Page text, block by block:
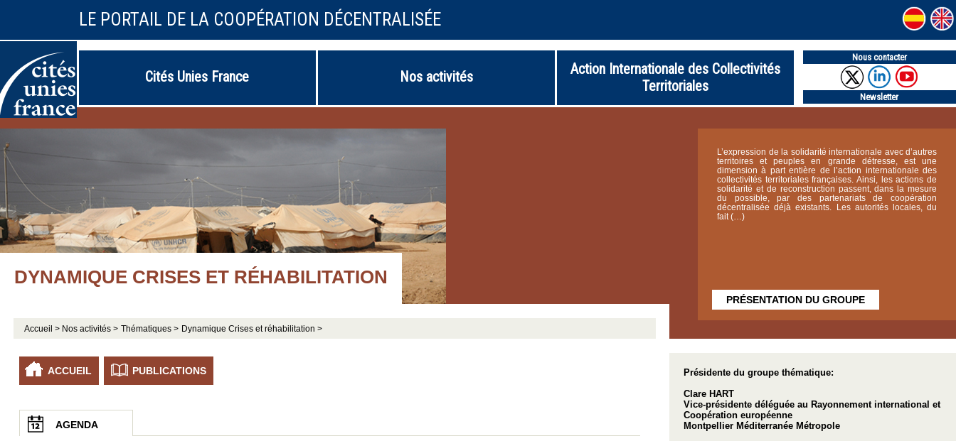
LE PORTAIL DE LA COOPÉRATION DÉCENTRALISÉE
Cités Unies France Nos activités
Action Internationale des Collectivités
Territoriales
Nous contacter
Newsletter
DYNAMIQUE CRISES ET RÉHABILITATION
Accueil > Nos activités > Thématiques > Dynamique Crises et réhabilitation >
L’expression de la solidarité internationale avec d’autres
territoires et peuples en grande détresse, est une
dimension à part entière de l’action internationale des
collectivités territoriales françaises. Ainsi, les actions de
solidarité et de reconstruction passent, dans la mesure
du possible, par des partenariats de coopération
décentralisée déjà existants. Les autorités locales, du
fait (…)
PRÉSENTATION DU GROUPE
ACCUEIL PUBLICATIONS
AGENDA
Présidente du groupe thématique:
Clare HART
Vice-présidente déléguée au Rayonnement international et
Coopération européenne
Montpellier Méditerranée Métropole